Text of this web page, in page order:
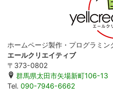
ホームページ製作・プログラミン
エールクリエイティブ
〒373-0802
群馬県太田市矢場新町106-13
Tel. 090-7946-6662